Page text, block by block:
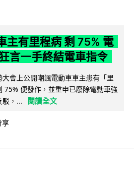
主有里程病 剩 75% 電
言一手終結電車指令
會上公開嘲諷電動車車主患有「里
75% 便發作，並重申已廢除電動車強
駁，...
閱讀全文
享